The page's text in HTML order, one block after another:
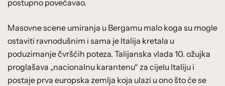
postupno povećavao.
Masovne scene umiranja u Bergamu malo koga su mogle
ostaviti ravnodušnim i sama je Italija kretala u
poduzimanje čvršćih poteza. Talijanska vlada 10. ožujka
proglašava „nacionalnu karantenu“ za cijelu Italiju i
postaje prva europska zemlja koja ulazi u ono što će se